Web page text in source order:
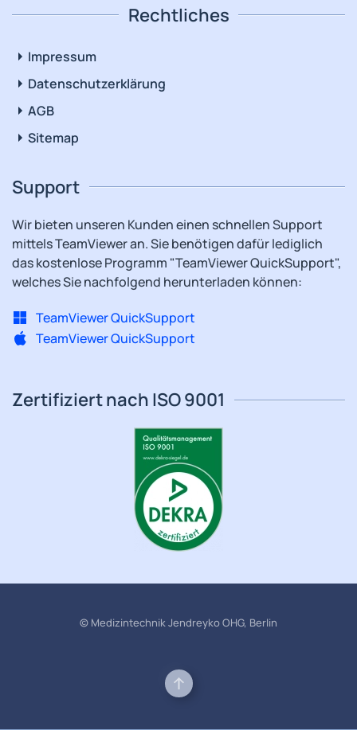
Rechtliches
Impressum
Datenschutzerklärung
AGB
Sitemap
Support
Wir bieten unseren Kunden einen schnellen Support
mittels TeamViewer an. Sie benötigen dafür lediglich
das kostenlose Programm "TeamViewer QuickSupport",
welches Sie nachfolgend herunterladen können:
TeamViewer QuickSupport
TeamViewer QuickSupport
Zertifiziert nach ISO 9001
© Medizintechnik Jendreyko OHG, Berlin